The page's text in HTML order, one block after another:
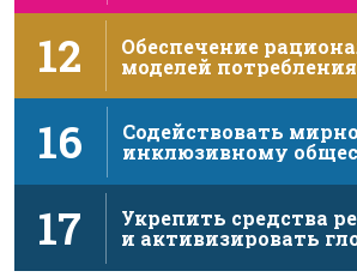
12
Обеспечение
моделей
16
Содействовать
инклюзивному
17
Укрепить средства
и активизировать